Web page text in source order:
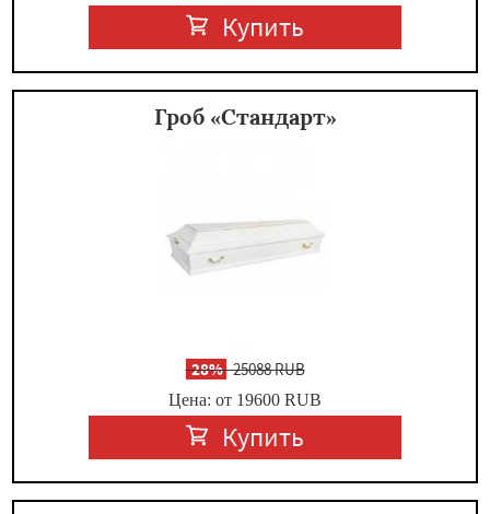
Купить
Гроб «Стандарт»
-28%25088 RUB
Цена: от 19600 RUB
Купить